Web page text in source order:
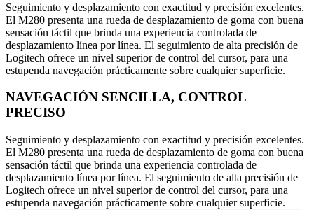
Seguimiento y desplazamiento con exactitud y precisión excelentes.
El M280 presenta una rueda de desplazamiento de goma con buena
sensación táctil que brinda una experiencia controlada de
desplazamiento línea por línea. El seguimiento de alta precisión de
Logitech ofrece un nivel superior de control del cursor, para una
estupenda navegación prácticamente sobre cualquier superficie.
NAVEGACIÓN SENCILLA, CONTROL
PRECISO
Seguimiento y desplazamiento con exactitud y precisión excelentes.
El M280 presenta una rueda de desplazamiento de goma con buena
sensación táctil que brinda una experiencia controlada de
desplazamiento línea por línea. El seguimiento de alta precisión de
Logitech ofrece un nivel superior de control del cursor, para una
estupenda navegación prácticamente sobre cualquier superficie.